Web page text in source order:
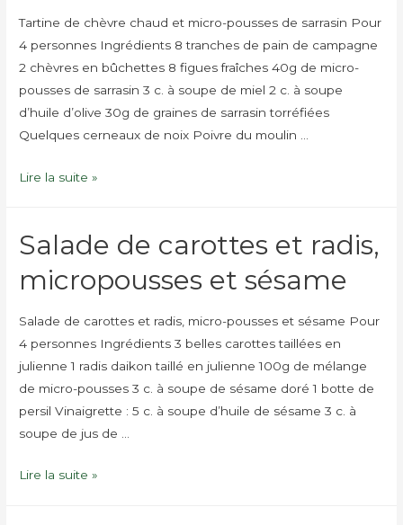
Tartine de chèvre chaud et micro-pousses de sarrasin Pour
4 personnes Ingrédients 8 tranches de pain de campagne
2 chèvres en bûchettes 8 figues fraîches 40g de micro-
pousses de sarrasin 3 c. à soupe de miel 2 c. à soupe
d’huile d’olive 30g de graines de sarrasin torréfiées
Quelques cerneaux de noix Poivre du moulin …
Tartine
chaud
micro-
Lire la suite »
Salade de carottes et radis,
micropousses et sésame
Salade de carottes et radis, micro-pousses et sésame Pour
4 personnes Ingrédients 3 belles carottes taillées en
julienne 1 radis daikon taillé en julienne 100g de mélange
de micro-pousses 3 c. à soupe de sésame doré 1 botte de
persil Vinaigrette : 5 c. à soupe d’huile de sésame 3 c. à
soupe de jus de …
Salade
Lire la suite »